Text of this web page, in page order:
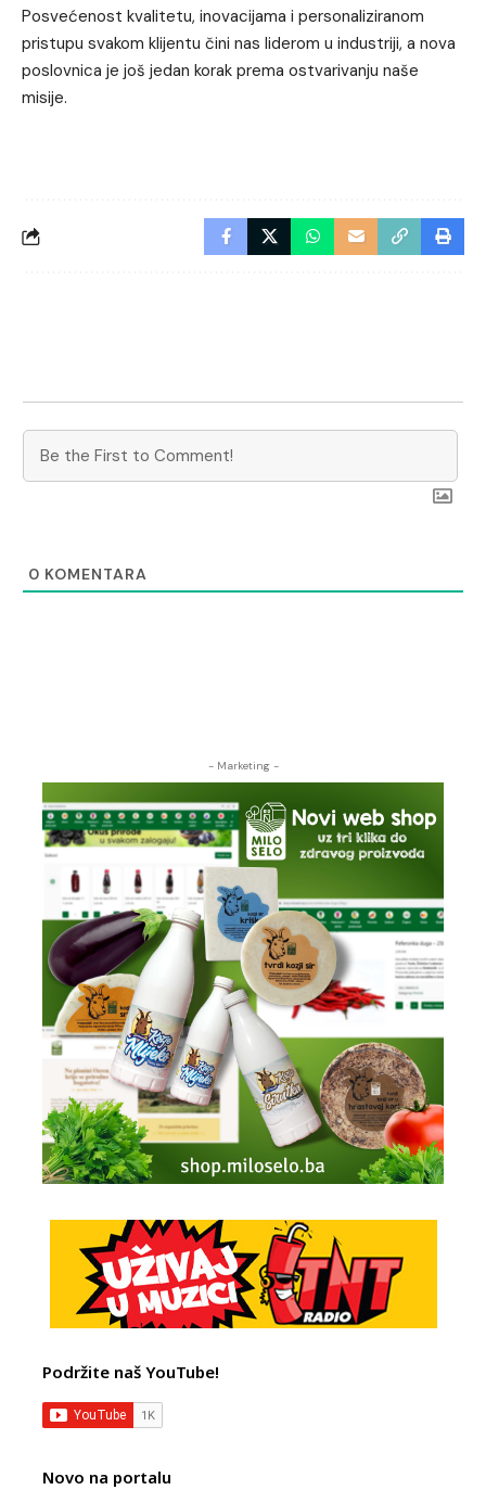
Posvećenost kvalitetu, inovacijama i personaliziranom
pristupu svakom klijentu čini nas liderom u industriji, a nova
poslovnica je još jedan korak prema ostvarivanju naše
misije.
0 KOMENTARA
- Marketing -
Podržite naš YouTube!
Novo na portalu